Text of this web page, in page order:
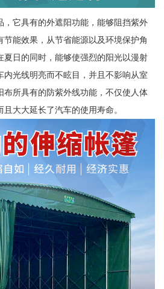
，它具有的外遮阳功能，能够阻挡紫外
能效果，从节省能源以及环境保护角
夏日的同时，能够使强烈的阳光以漫射
内光线明亮而不眩目，并且不影响从室
布所具有的防紫外线功能，不仅使人体
大大延长了汽车的使用寿命。